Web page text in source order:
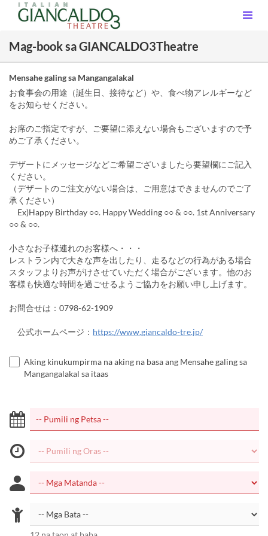
Mag-book sa GIANCALDO3Theatre
Mensahe galing sa Mangangalakal
お食事会の用途（誕生日、接待など）や、食べ物アレルギーなど
をお知らせください。
お席のご指定ですが、ご要望に添えない場合もございますので予
めご了承ください。
デザートにメッセージなどご希望ございましたら要望欄にご記入
ください。
（デザートのご注文がない場合は、ご用意はできませんのでご了
承ください）
Ex)Happy Birthday ○○. Happy Wedding ○○ & ○○. 1st Anniversary
○○ & ○○.
小さなお子様連れのお客様へ・・・
レストラン内で大きな声を出したり、走るなどの行為がある場合
スタッフよりお声がけさせていただく場合がございます。他のお
客様も快適な時間を過ごせるようご協力をお願い申し上げます。
お問合せは：0798-62-1909
公式ホームページ： https://www.giancaldo-tre.jp/
Aking kinukumpirma na aking na basa ang Mensahe galing sa
Mangangalakal sa itaas